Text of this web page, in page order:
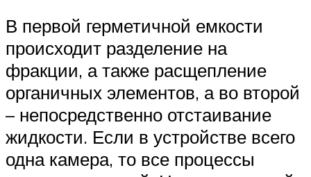
В первой герметичной емкости
происходит разделение на
фракции, а также расщепление
органичных элементов, а во второй
– непосредственно отстаивание
жидкости. Если в устройстве всего
одна камера, то все процессы